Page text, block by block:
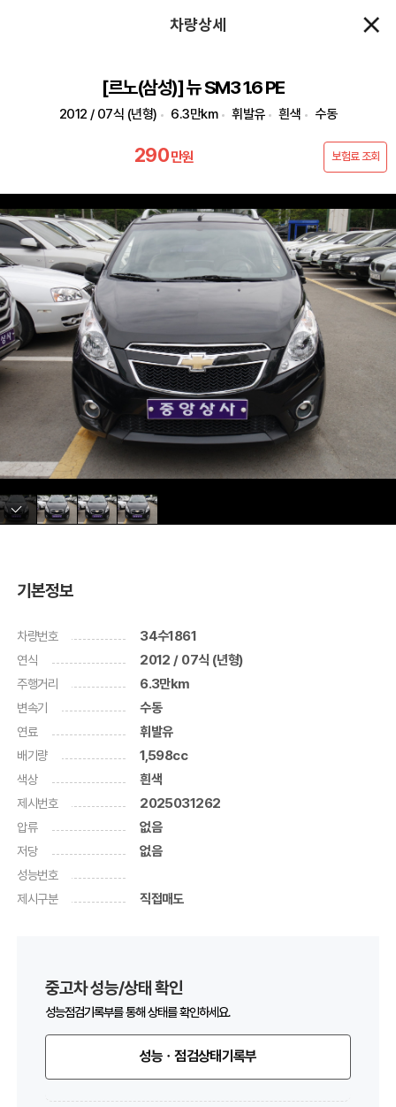
차량상세
[르노(삼성)] 뉴 SM3 1.6 PE
2012 / 07식 (년형) 6.3만km 휘발유 흰색 수동
290만원 보험료 조회
기본정보
차량번호 34수1861
연식 2012 / 07식 (년형)
주행거리 6.3만km
변속기 수동
연료 휘발유
배기량 1,598cc
색상 흰색
제시번호 2025031262
압류 없음
저당 없음
성능번호
제시구분
직접매도
중고차 성능/상태 확인
성능점검기록부를 통해 상태를 확인하세요.
성능ㆍ점검상태기록부